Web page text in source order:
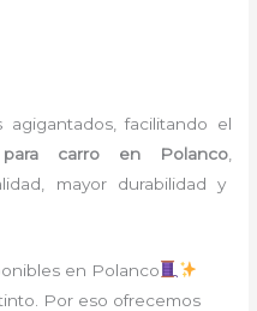
facilitando el
carroen Polanco,
mayor durabilidad y
en Polanco
Por eso ofrecemos